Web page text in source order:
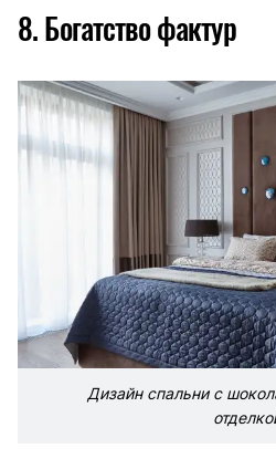
8. Богатство фактур
Дизайн спальни с